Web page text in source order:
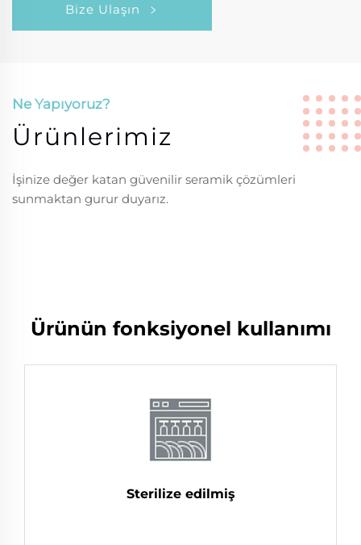
Bize Ulaşın
Ne Yapıyoruz?
Ürünlerimiz
İşinize değer katan güvenilir seramik çözümleri
sunmaktan gurur duyarız.
Ürünün fonksiyonel kullanımı
Sterilize edilmiş